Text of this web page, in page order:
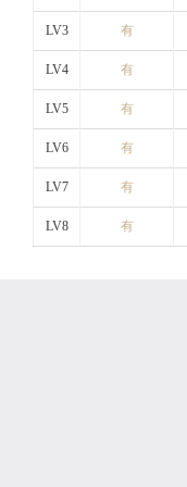
LV3 有
LV4 有
LV5 有
LV6 有
LV7 有
LV8 有